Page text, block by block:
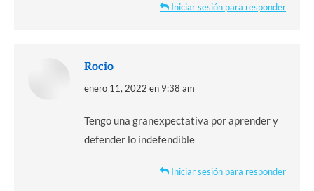
Iniciar sesión para responder
Rocio
dice:
enero 11, 2022 en 9:38 am
Tengo una granexpectativa por aprender y
defender lo indefendible
Iniciar sesión para responder